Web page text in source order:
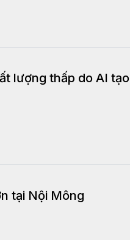
lượng thấp do AI tạo
tại Nội Mông